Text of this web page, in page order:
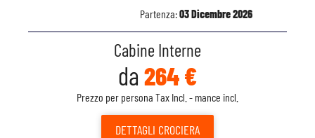
Partenza:03 Dicembre 2026
Cabine Interne
da 264 €
Prezzo per persona Tax Incl. - mance incl.
DETTAGLI CROCIERA